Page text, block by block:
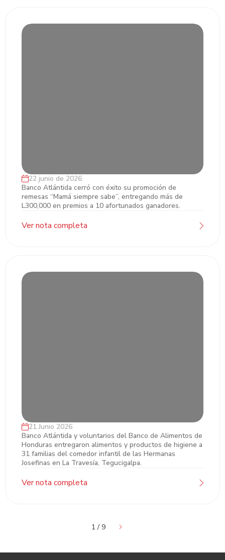
Banco Atlántida culmina su promoción de
remesas entregando premios de hasta
L100,000
22 junio de 2026
Banco Atlántida cerró con éxito su promoción de
remesas “Mamá siempre sabe”, entregando más de
L300,000 en premios a 10 afortunados ganadores.
Ver nota completa
Banco Atlántida y Banco de Alimentos
llevan apoyo a familias del comedor infantil
de las Hermanas Josefinas
21 Junio 2026
Banco Atlántida y voluntarios del Banco de Alimentos de
Honduras entregaron alimentos y productos de higiene a
31 familias del comedor infantil de las Hermanas
Josefinas en La Travesía, Tegucigalpa.
Ver nota completa
1 / 9